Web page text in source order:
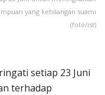
yang kehilangan suami
(foto/ist)
setiap 23 Juni
terhadap